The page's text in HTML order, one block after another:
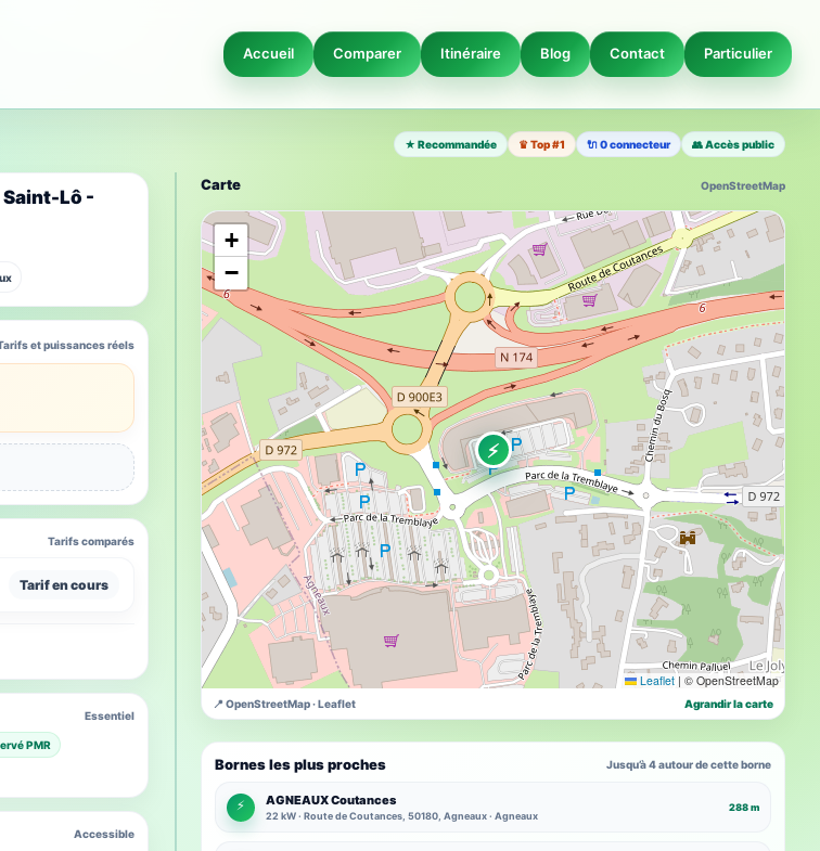
Accueil Comparer Itinéraire Blog Contact Particulier
★ Recommandée ♛ Top #1 🔌 0 connecteur 👥 Accès public
Lô -
Carte OpenStreetMap
⚡
+
−
Leaflet | © OpenStreetMap
📍 OpenStreetMap · Leaflet Agrandir la carte
Bornes les plus proches Jusqu’à 4 autour de cette borne
⚡ AGNEAUX Coutances
22 kW · Route de Coutances, 50180, Agneaux · Agneaux
288 m
et puissances réels
Tarifs comparés
Tarif en cours
Essentiel
PMR
Accessible